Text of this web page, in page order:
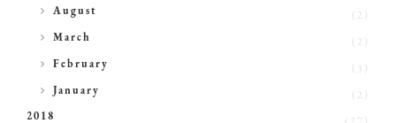
►
August
(2)
►
March
(2)
►
February
(3)
►
January
(2)
2018